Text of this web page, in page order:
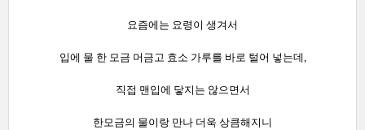
요즘에는 요령이 생겨서
입에 물 한 모금 머금고 효소 가루를 바로 털어 넣는데,
직접 맨입에 닿지는 않으면서
한모금의 물이랑 만나 더욱 상큼해지니